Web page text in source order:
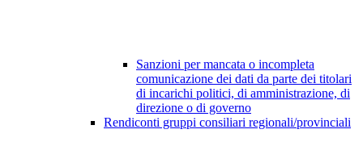
Sanzioni per mancata o incompleta
comunicazione dei dati da parte dei titolari
di incarichi politici, di amministrazione, di
direzione o di governo
Rendiconti gruppi consiliari regionali/provinciali